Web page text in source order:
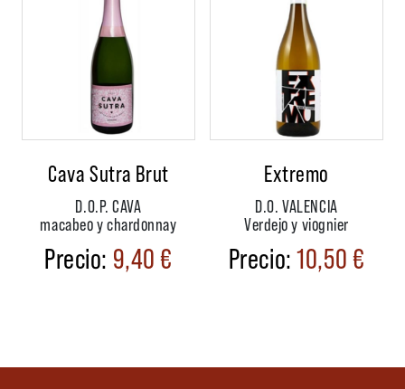
Cava Sutra Brut
D.O.P. CAVA
macabeo y chardonnay
9,40€
Extremo
D.O. VALENCIA
Verdejo y viognier
10,50€